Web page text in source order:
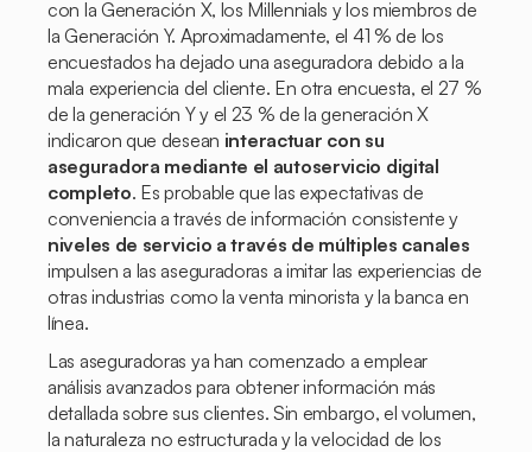
con la Generación X, los Millennials y los miembros de
la Generación Y. Aproximadamente, el 41 % de los
encuestados ha dejado una aseguradora debido a la
mala experiencia del cliente. En otra encuesta, el 27 %
de la generación Y y el 23 % de la generación X
indicaron que desean interactuar con su
aseguradora mediante el autoservicio digital
completo. Es probable que las expectativas de
conveniencia a través de información consistente y
niveles de servicio a través de múltiples canales
impulsen a las aseguradoras a imitar las experiencias de
otras industrias como la venta minorista y la banca en
línea.
Las aseguradoras ya han comenzado a emplear
análisis avanzados para obtener información más
detallada sobre sus clientes. Sin embargo, el volumen,
la naturaleza no estructurada y la velocidad de los